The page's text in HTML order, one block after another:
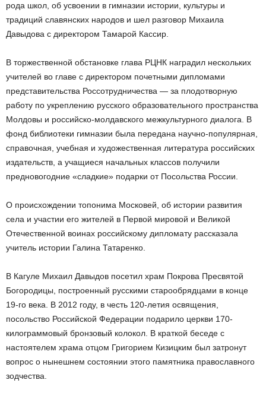
рода школ, об усвоении в гимназии истории, культуры и
традиций славянских народов и шел разговор Михаила
Давыдова с директором Тамарой Кассир.
В торжественной обстановке глава РЦНК наградил нескольких
учителей во главе с директором почетными дипломами
представительства Россотрудничества — за плодотворную
работу по укреплению русского образовательного пространства
Молдовы и российско-молдавского межкультурного диалога. В
фонд библиотеки гимназии была передана научно-популярная,
справочная, учебная и художественная литература российских
издательств, а учащиеся начальных классов получили
предновогодние «сладкие» подарки от Посольства России.
О происхождении топонима Московей, об истории развития
села и участии его жителей в Первой мировой и Великой
Отечественной воинах российскому дипломату рассказала
учитель истории Галина Татаренко.
В Кагуле Михаил Давыдов посетил храм Покрова Пресвятой
Богородицы, построенный русскими старообрядцами в конце
19-го века. В 2012 году, в честь 120-летия освящения,
посольство Российской Федерации подарило церкви 170-
килограммовый бронзовый колокол. В краткой беседе с
настоятелем храма отцом Григорием Кизицким был затронут
вопрос о нынешнем состоянии этого памятника православного
зодчества.